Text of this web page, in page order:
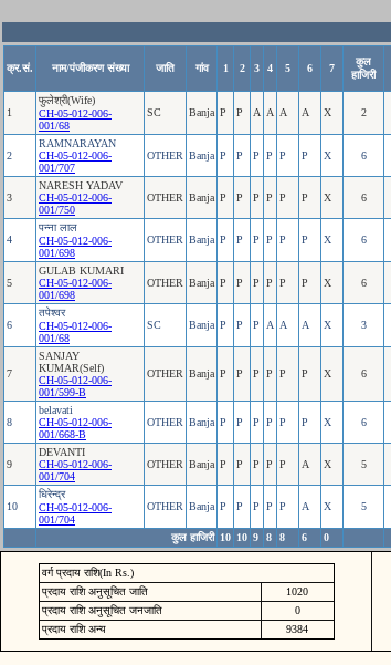
क्र.सं. नाम/पंजीकरण संख्या जाति गांव 1 2 3 4 5 6 7
कुल
हाजिरी
1
फुलेश्री(Wife)
CH-05-012-006-
001/68
SC Banja P P A A A A X 2
2
RAMNARAYAN
CH-05-012-006-
001/707
OTHER Banja P P P P P P X 6
3
NARESH YADAV
CH-05-012-006-
001/750
OTHER Banja P P P P P P X 6
4
पन्‍ना लाल
CH-05-012-006-
001/698
OTHER Banja P P P P P P X 6
5
GULAB KUMARI
CH-05-012-006-
001/698
OTHER Banja P P P P P P X 6
6
तपेश्‍वर
CH-05-012-006-
001/68
SC Banja P P P A A A X 3
7
SANJAY
KUMAR(Self)
CH-05-012-006-
001/599-B
OTHER Banja P P P P P P X 6
8
belavati
CH-05-012-006-
001/668-B
OTHER Banja P P P P P P X 6
9
DEVANTI
CH-05-012-006-
001/704
OTHER Banja P P P P P A X 5
10
धिरेन्‍द्र
CH-05-012-006-
001/704
OTHER Banja P P P P P A X 5
कुल हाजिरी 10 10 9 8 8 6 0
वर्ग प्रदाय राशि(In Rs.)
प्रदाय राशि अनुसूचित जाति
1020
प्रदाय राशि अनुसूचित जनजाति
0
प्रदाय राशि अन्य
9384